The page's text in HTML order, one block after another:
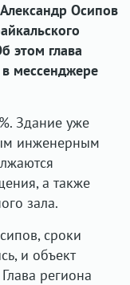
Осипов
этом глава
мессенджере
Здание уже
инженерным
а также
зала.
сроки
и объект
региона